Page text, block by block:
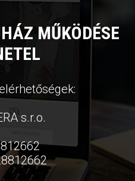
MŰKÖDÉSE
s.r.o.